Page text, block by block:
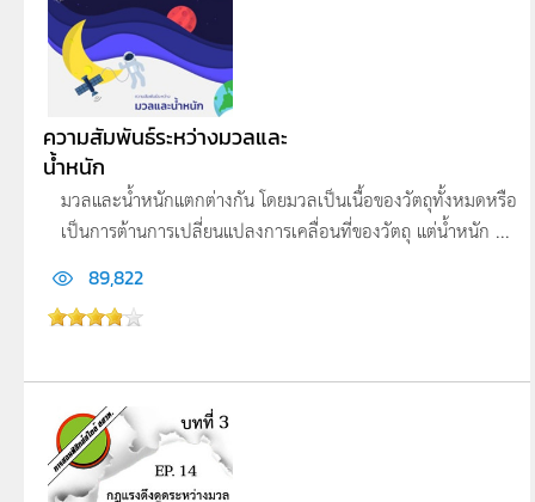
ความสัมพันธ์ระหว่างมวลและ
น้ำหนัก
มวลและน้ำหนักแตกต่างกัน โดยมวลเป็นเนื้อของวัตถุทั้งหมดหรือ
เป็นการต้านการเปลี่ยนแปลงการเคลื่อนที่ของวัตถุ แต่น้ำหนัก ...
89,822